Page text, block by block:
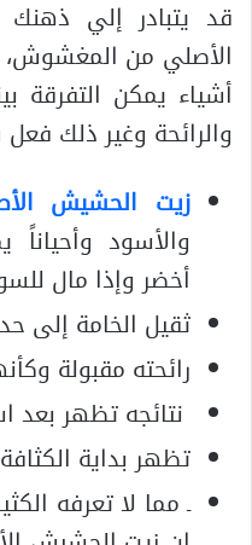
قد يتبادر إلي
الأصلي من
أشياء يمكن التفرقة
والرائحة وغير ذلك
زيت الحشيش
والأسود
أخضر وإذا مال
ثقيل الخامة إلى
رائحته مقبولة
نتائجه تظهر
تظهر بداية
ـ مما لا تعرفه